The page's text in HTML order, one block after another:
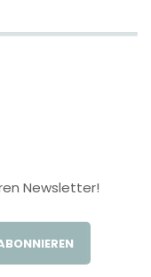
Newsletter!